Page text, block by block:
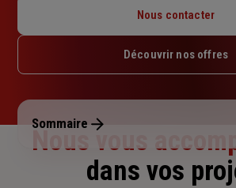
Mardi : 09h – 13h / 14h – 18h
Jeudi : 09h – 13h / 14h – 18h
Dimanche : Fermé
Nous contacter
Découvrir nos offres
Sommaire
Nous vous
dans vos